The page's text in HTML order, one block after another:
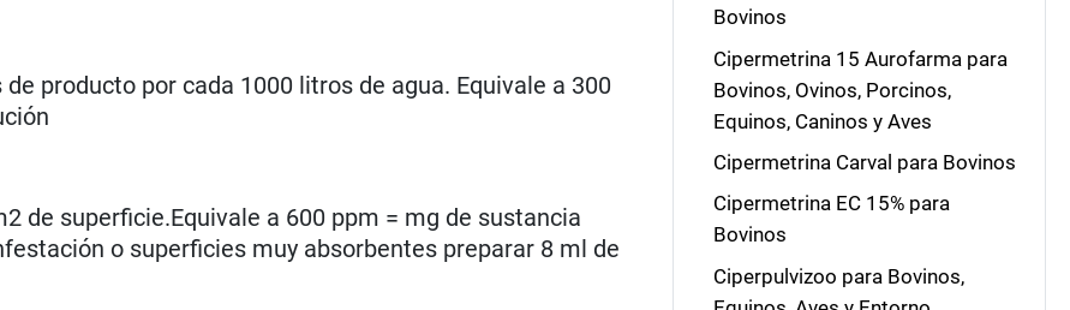
de producto por cada 1000 litros de agua. Equivale a 300
de superficie.Equivale a 600 ppm = mg de sustancia
o superficies muy absorbentes preparar 8 ml de
Bovinos
Cipermetrina 15 Aurofarma para
Bovinos, Ovinos, Porcinos,
Equinos, Caninos y Aves
Cipermetrina Carval para Bovinos
Cipermetrina EC 15% para
Bovinos
Ciperpulvizoo para Bovinos,